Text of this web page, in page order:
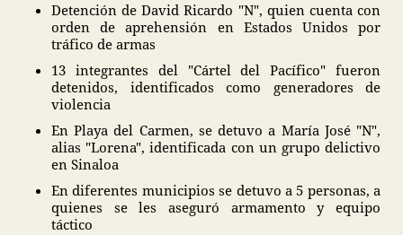
Detención de David Ricardo "N", quien cuenta con
orden de aprehensión en Estados Unidos por
tráfico de armas
13 integrantes del "Cártel del Pacífico" fueron
detenidos, identificados como generadores de
violencia
En Playa del Carmen, se detuvo a María José "N",
alias "Lorena", identificada con un grupo delictivo
en Sinaloa
En diferentes municipios se detuvo a 5 personas, a
quienes se les aseguró armamento y equipo
táctico